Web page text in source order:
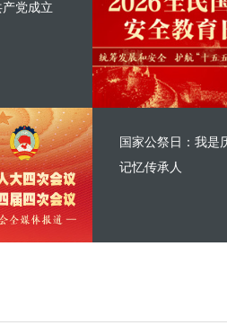
党成立
国家公祭日：我是
记忆传承人